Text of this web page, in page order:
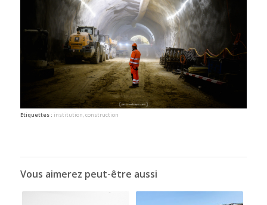
Etiquettes : institution,construction
Vous aimerez peut-être aussi